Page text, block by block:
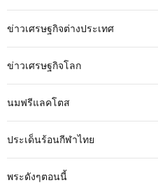
ข่าวเศรษฐกิจต่างประเทศ
ข่าวเศรษฐกิจโลก
นมฟรีแลคโตส
ประเด็นร้อนกีฬาไทย
พระดังๆตอนนี้